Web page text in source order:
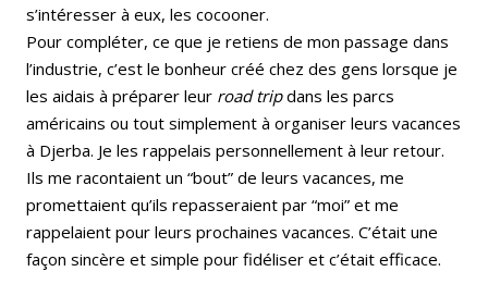
s’intéresser à eux, les cocooner.
Pour compléter, ce que je retiens de mon passage dans
l’industrie, c’est le bonheur créé chez des gens lorsque je
les aidais à préparer leur road tripdans les parcs
américains ou tout simplement à organiser leurs vacances
à Djerba. Je les rappelais personnellement à leur retour.
Ils me racontaient un “bout” de leurs vacances, me
promettaient qu’ils repasseraient par “moi” et me
rappelaient pour leurs prochaines vacances. C’était une
façon sincère et simple pour fidéliser et c’était efficace.